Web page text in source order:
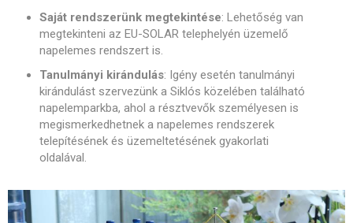
Saját rendszerünk megtekintése: Lehetőség van
megtekinteni az EU-SOLAR telephelyén üzemelő
napelemes rendszert is.
Tanulmányi kirándulás: Igény esetén tanulmányi
kirándulást szervezünk a Siklós közelében található
napelemparkba, ahol a résztvevők személyesen is
megismerkedhetnek a napelemes rendszerek
telepítésének és üzemeltetésének gyakorlati
oldalával.